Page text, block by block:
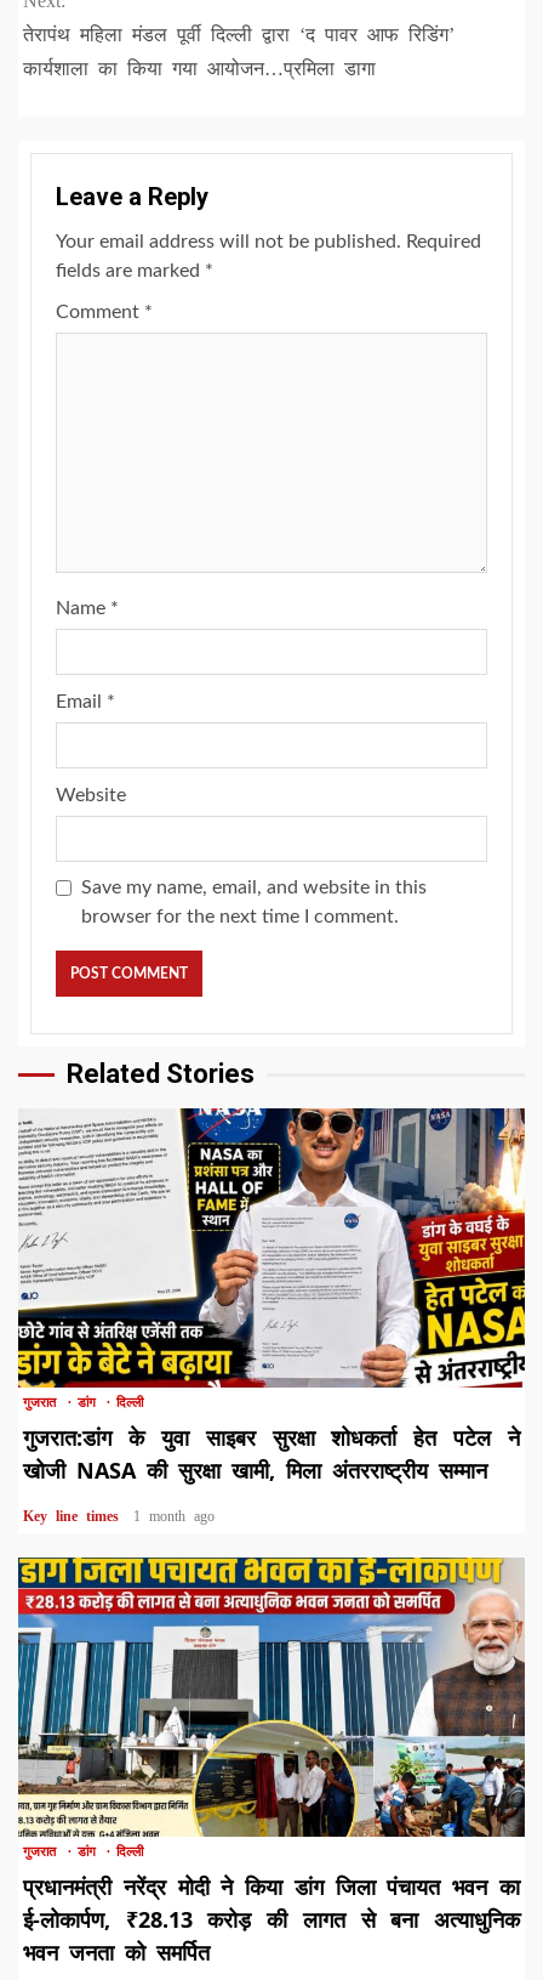
तेरापंथ महिला मंडल पूर्वी दिल्ली द्वारा ‘द पावर आफ रिडिंग’
कार्यशाला का किया गया आयोजन…प्रमिला डागा
Leave a Reply
Your email address will not be published. Required
fields are marked *
Comment *
Name *
Email *
Website
Save my name, email, and website in this
browser for the next time I comment.
Related Stories
1 min read
गुजरात डांग दिल्ली
गुजरात:डांग के युवा साइबर सुरक्षा शोधकर्ता हेत पटेल ने
खोजी NASA की सुरक्षा खामी, मिला अंतरराष्ट्रीय सम्मान
Key line times 1 month ago
1 min read
गुजरात डांग दिल्ली
प्रधानमंत्री नरेंद्र मोदी ने किया डांग जिला पंचायत भवन का
ई-लोकार्पण, ₹28.13 करोड़ की लागत से बना अत्याधुनिक
भवन जनता को समर्पित